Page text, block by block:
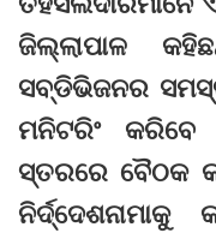
ଜିଲ୍ଲାପାଳ
ସବ୍‌ଡିଭିଜନର
ମନିଟରିଂ କରିବେ
ସ୍ତରରେ ବୈଠକ
ନିର୍ଦ୍ଦେଶନାମାକୁ